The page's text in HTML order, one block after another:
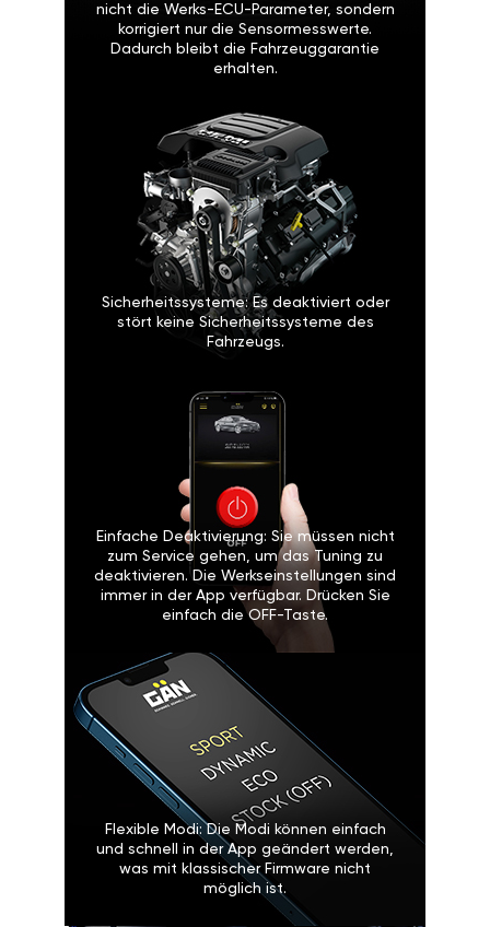
nicht die Werks-ECU-Parameter, sondern
korrigiert nur die Sensormesswerte.
Dadurch bleibt die Fahrzeuggarantie
erhalten.
Sicherheitssysteme: Es deaktiviert oder
stört keine Sicherheitssysteme des
Fahrzeugs.
Einfache Deaktivierung: Sie müssen nicht
zum Service gehen, um das Tuning zu
deaktivieren. Die Werkseinstellungen sind
immer in der App verfügbar. Drücken Sie
einfach die OFF-Taste.
Flexible Modi: Die Modi können einfach
und schnell in der App geändert werden,
was mit klassischer Firmware nicht
möglich ist.